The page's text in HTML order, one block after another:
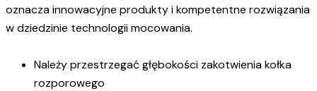
oznacza innowacyjne produkty i kompetentne rozwiązania
w dziedzinie technologii mocowania.
Należy przestrzegać głębokości zakotwienia kołka
rozporowego